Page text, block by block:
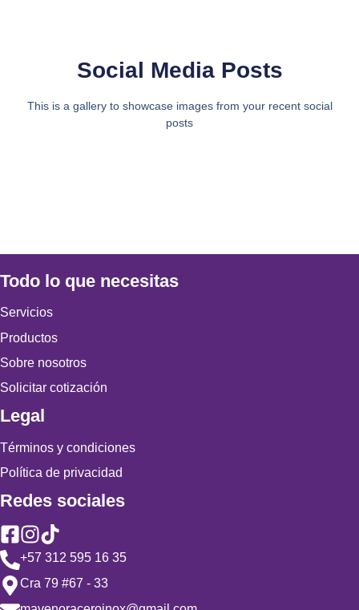
Social Media Posts
This is a gallery to showcase images from your recent social
posts
Todo lo que necesitas
Servicios
Productos
Sobre nosotros
Solicitar cotización
Legal
Términos y condiciones
Política de privacidad
Redes sociales
+57 312 595 16 35
Cra 79 #67 - 33